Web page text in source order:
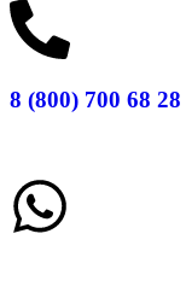
8 (800) 700 68 28